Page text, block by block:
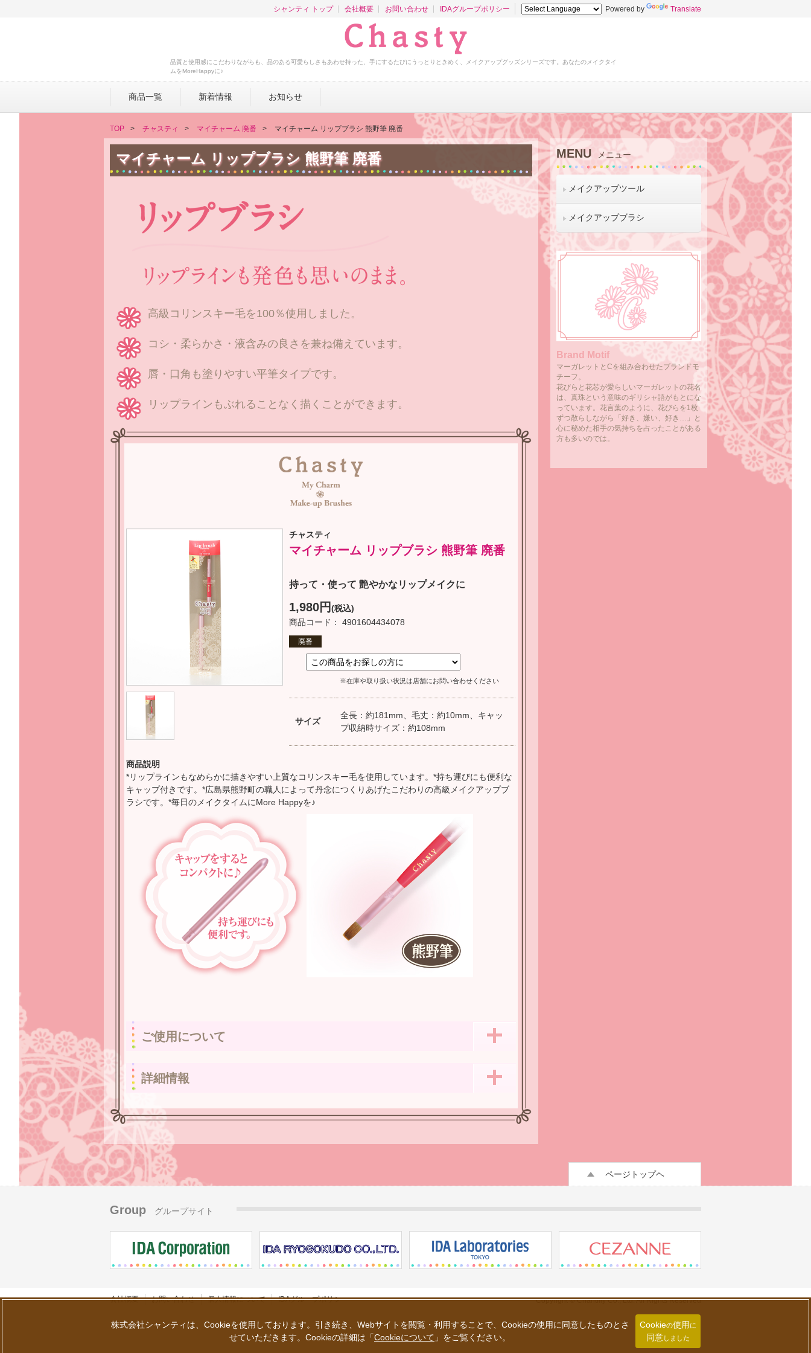
品質と使用感にこだわりながらも、品のある可愛らしさもあわせ持った、手にするたびにうっとりときめく、メイクアップグッズシリーズです。あなたのメイクタイ
ムをMoreHappyに♪
シャンティ トップ 会社概要 お問い合わせ IDAグループポリシー Powered by Translate
株式会社シャンティは、Cookieを使用しております。引き続き、Webサイトを閲覧・利用することで、Cookieの使用に同意したものとさ
せていただきます。Cookieの詳細は 「Cookieについて 」 をご覧ください。
Cookieの使用 に
同意しました
商品一覧 新着情報 お知らせ
TOP チャスティ マイチャーム 廃番 マイチャーム リップブラシ 熊野筆 廃番
マイチャーム リップブラシ 熊野筆 廃番
高級コリンスキー毛を100％使用しました。
コシ・柔らかさ・液含みの良さを兼ね備えています。
唇・口角も塗りやすい平筆タイプです。
リップラインもぶれることなく描くことができます。
チャスティ
マイチャーム リップブラシ 熊野筆 廃番
持って・使って 艶やかなリップメイクに
1,980円(税込)
商品コード： 4901604434078
廃番
※在庫や取り扱い状況は店舗にお問い合わせください
サイズ
全長：約181mm、毛丈：約10mm、キャッ
プ収納時サイズ：約108mm
商品説明
*リップラインもなめらかに描きやすい上質なコリンスキー毛を使用しています。*持ち運びにも便利な
キャップ付きです。*広島県熊野町の職人によって丹念につくりあげたこだわりの高級メイクアップブ
ラシです。*毎日のメイクタイムにMore Happyを♪
ご使用について
詳細情報
MENU メニュー
メイクアップツール
メイクアップブラシ
Brand Motif
マーガレットとCを組み合わせたブランドモ
チーフ。
花びらと花芯が愛らしいマーガレットの花名
は、真珠という意味のギリシャ語がもとにな
っています。花言葉のように、花びらを1枚
ずつ散らしながら「好き、嫌い、好き…」と
心に秘めた相手の気持ちを占ったことがある
方も多いのでは。
ページトップヘ
Group グループサイト
会社概要 お問い合わせ 個人情報について IDAグループポリシー Copyright © Chantilly Co., Ltd. All Rights Reserved